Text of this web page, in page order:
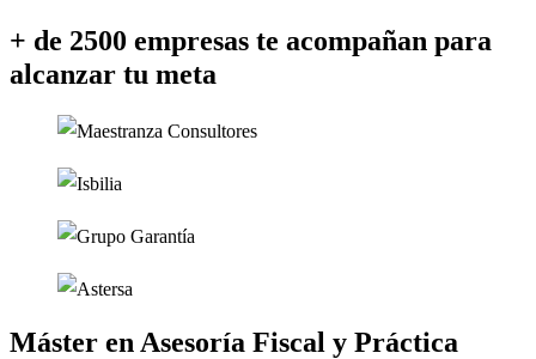
+ de 2500 empresas te acompañan para
alcanzar tu meta
Máster en Asesoría Fiscal y Práctica